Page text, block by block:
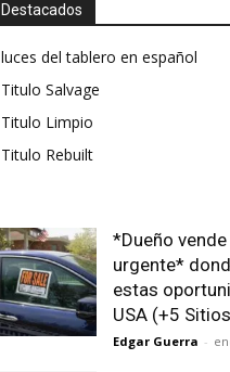
Destacados
luces del tablero en español
Titulo Salvage
Titulo Limpio
Titulo Rebuilt
*Dueño
urgente*
estas
USA (+5
Edgar Guerra -